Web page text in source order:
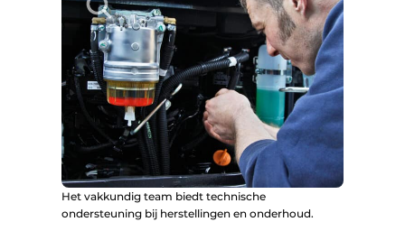
Het vakkundig team biedt technische
ondersteuning bij herstellingen en onderhoud.